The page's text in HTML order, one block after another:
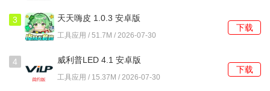
3、所有查询请求和返回结果在传输过程中均经过加密处理，
个人车辆信息不会对外泄露。
4、生成的违章记录详情页面可以保存为图片或生成链接，通
过其他通讯工具发送给他人。
3 天天嗨皮 1.0.3 安卓版
工具应用 / 51.7M / 2026-07-30
下载
4 威利普LED 4.1 安卓版
工具应用 / 15.37M / 2026-07-30
下载